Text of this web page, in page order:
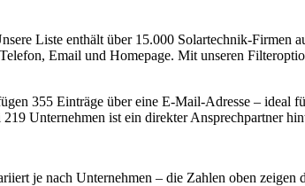
Liste enthält über 15.000 Solartechnik-Firmen
Email und Homepage. Mit unseren
355 Einträge über eine E-Mail-Adresse – ideal
219 Unternehmen ist ein direkter Ansprechpartner
je nach Unternehmen – die Zahlen oben zeigen